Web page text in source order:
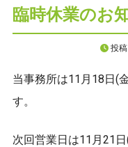
臨時休業のお
投
当事務所は11月18日(
す。
次回営業日は11月21日
後見手続きサポー